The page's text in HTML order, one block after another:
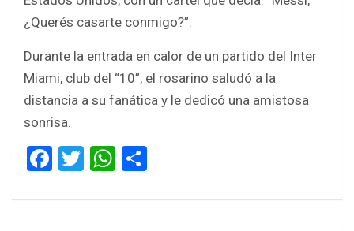
¿Querés casarte conmigo?”.
Durante la entrada en calor de un partido del Inter
Miami, club del “10”, el rosarino saludó a la
distancia a su fanática y le dedicó una amistosa
sonrisa.
F
ce
T
tt
W
at ar